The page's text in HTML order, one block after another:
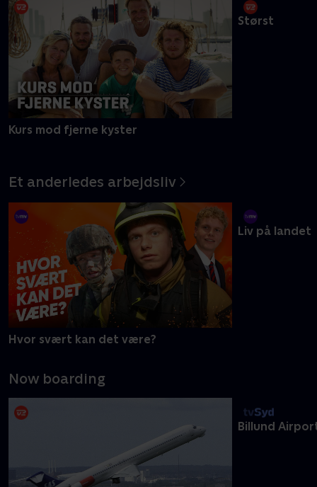
Rejs ud i verden
Et anderledes arbejdsliv
Hvor svært kan det være?
Now boarding